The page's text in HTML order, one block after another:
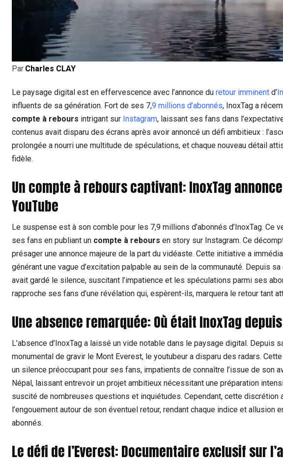
Par Charles CLAY
Le paysage digital est en effervescence avec l’annonce du retour imminent d’
influents de sa génération. Fort de ses 7,9 millions d’abonnés, InoxTag a
compte à rebours intrigant sur Instagram, laissant ses fans dans
contenus avait disparu des écrans après avoir annoncé un défi ambitieux :
prolongée a nourri une multitude de spéculations, et chaque nouveau détail
fidèle.
Un compte à rebours captivant: InoxTag
YouTube
Le suspense est à son comble pour les 7,9 millions d’abonnés d’InoxTag. Ce
ses fans en publiant un compte à rebours en story sur Instagram. Ce
présager une annonce majeure de la part du vidéaste. Cette initiative a
générant une vague d’excitation palpable au sein de la communauté. Depuis
avait gardé le silence, suscitant l’impatience et les spéculations parmi ses
rapproche ses fans d’une révélation qui, espèrent-ils, marquera le retour tant
Une absence remarquée: Où était InoxTag
L’absence d’InoxTag a laissé un vide notable dans le paysage digital. Depuis
monumental de gravir le Mont Everest, le youtubeur a disparu des radars.
un silence préoccupant pour ses fans, impatients de connaître l’issue de son
Népal, laissant entrevoir un projet ambitieux nécessitant une préparation
suscité de nombreuses questions et inquiétudes. Cependant, cette discrétion
l’engouement autour de son éventuel retour, rendant chaque indice et
abonnés.
Le défi de l’Everest: Documentaire exclusif sur